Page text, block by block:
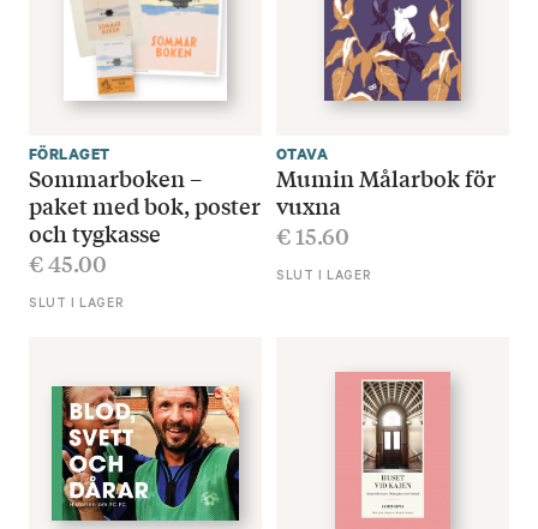
FÖRLAGET
Sommarboken –
paket med bok, poster
och tygkasse
€45.00
SLUT I LAGER
OTAVA
Mumin Målarbok för
vuxna
€15.60
SLUT I LAGER